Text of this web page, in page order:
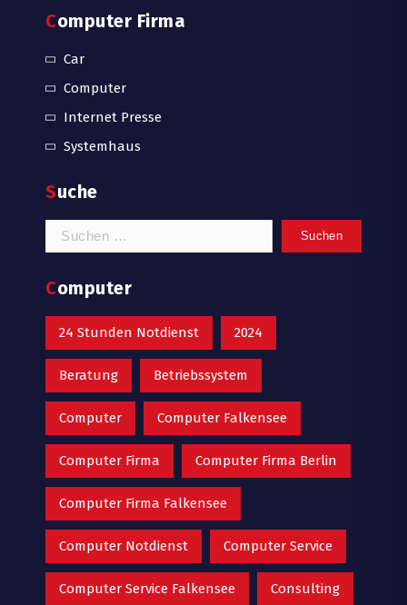
Computer Firma
Car
Computer
Internet Presse
Systemhaus
Suche
Suchen
Computer
24 Stunden Notdienst 2024
Beratung Betriebssystem
Computer Computer Falkensee
Computer Firma Computer Firma Berlin
Computer Firma Falkensee
Computer Notdienst Computer Service
Computer Service Falkensee Consulting